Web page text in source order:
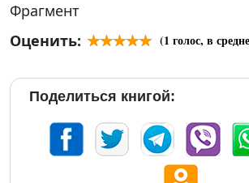
Фрагмент
Оценить:
(1 голос, в
Поделиться книгой: